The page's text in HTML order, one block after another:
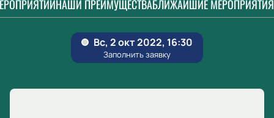
НАШИ ПРЕИМУЩЕСТВАБЛИЖАЙШИЕ МЕРОПРИЯТИЯ